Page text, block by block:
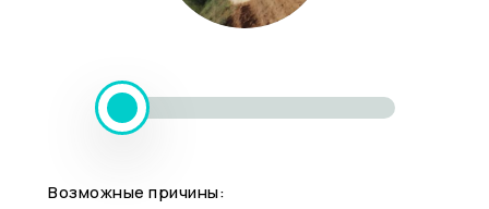
Возможные причины: